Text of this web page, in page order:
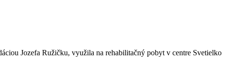
Jozefa Ružičku, využila na rehabilitačný pobyt v centre Svetielko